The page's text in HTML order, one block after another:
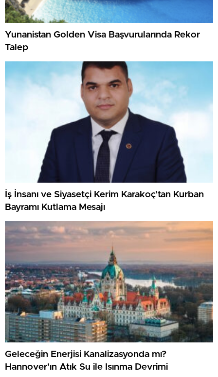
Yunanistan Golden Visa Başvurularında Rekor
Talep
İş İnsanı ve Siyasetçi Kerim Karakoç’tan Kurban
Bayramı Kutlama Mesajı
Geleceğin Enerjisi Kanalizasyonda mı?
Hannover’ın Atık Su ile Isınma Devrimi